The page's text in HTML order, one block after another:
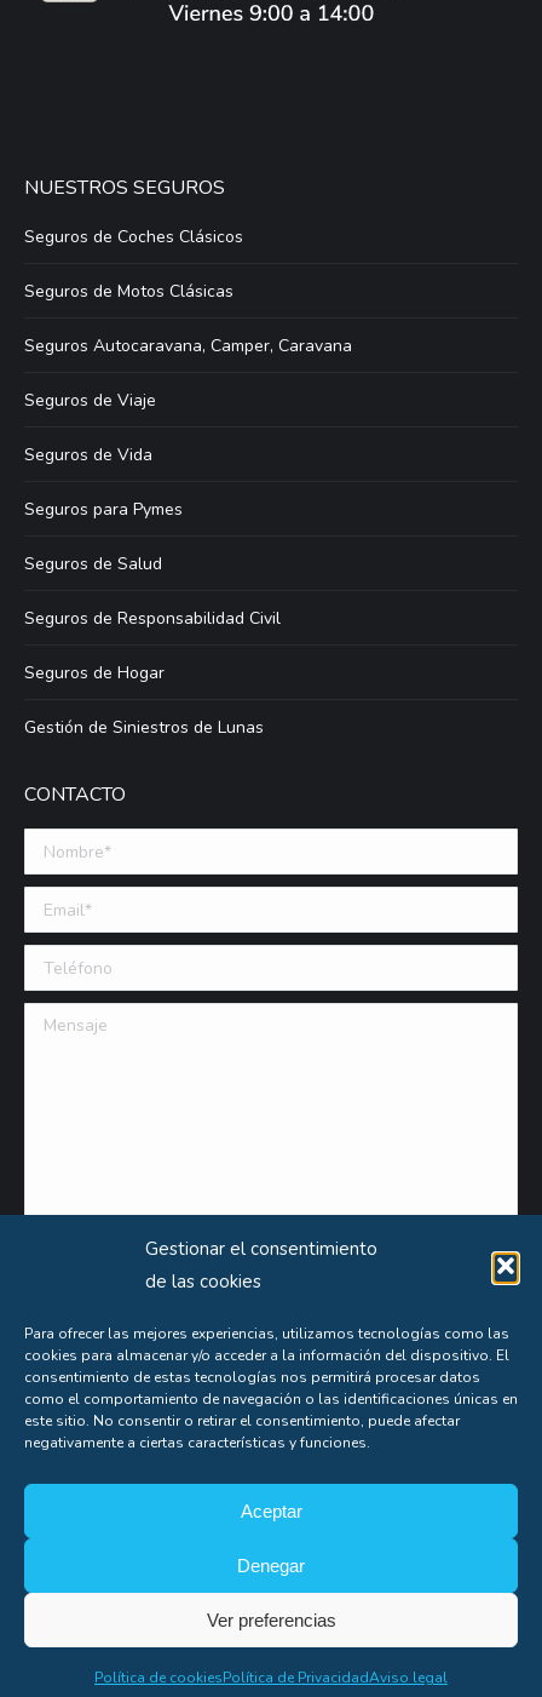
Gestionar el consentimiento
de las cookies
Para ofrecer las mejores experiencias, utilizamos tecnologías como las
cookies para almacenar y/o acceder a la información del dispositivo. El
consentimiento de estas tecnologías nos permitirá procesar datos
como el comportamiento de navegación o las identificaciones únicas en
este sitio. No consentir o retirar el consentimiento, puede afectar
negativamente a ciertas características y funciones.
Aceptar
Denegar
Ver preferencias
Política de cookiesPolítica de PrivacidadAviso legal
NUESTROS SEGUROS
Seguros de Coches Clásicos
Seguros de Motos Clásicas
Seguros Autocaravana, Camper, Caravana
Seguros de Viaje
Seguros de Vida
Seguros para Pymes
Seguros de Salud
Seguros de Responsabilidad Civil
Seguros de Hogar
Gestión de Siniestros de Lunas
CONTACTO
Nombre *
Email (requerido)
Teléfono
Mensaje
Puede obtener información extensa sobre el uso que le damos a sus datos personales
consultando nuestraPolítica de Privacidad.
Aceptas nuestrapolítica de privacidad
Soporte
Copyright© Alfonso Fígares |8web